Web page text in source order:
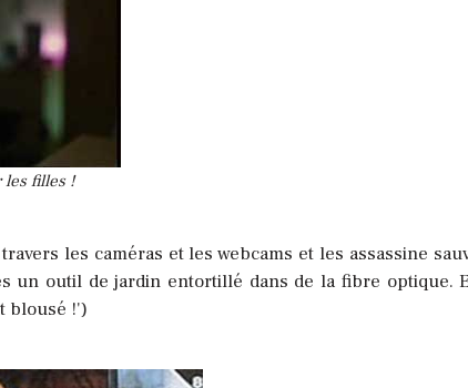
filles !
les caméras et les webcams et les assassine
un outil de jardin entortillé dans de la fibre optique.
blousé !')